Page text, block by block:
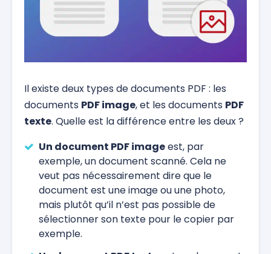
Il existe deux types de documents PDF : les
documents PDF image, et les documents PDF
texte. Quelle est la différence entre les deux ?
Un document PDF imageest, par
exemple, un document scanné. Cela ne
veut pas nécessairement dire que le
document est une image ou une photo,
mais plutôt qu’il n’est pas possible de
sélectionner son texte pour le copier par
exemple.